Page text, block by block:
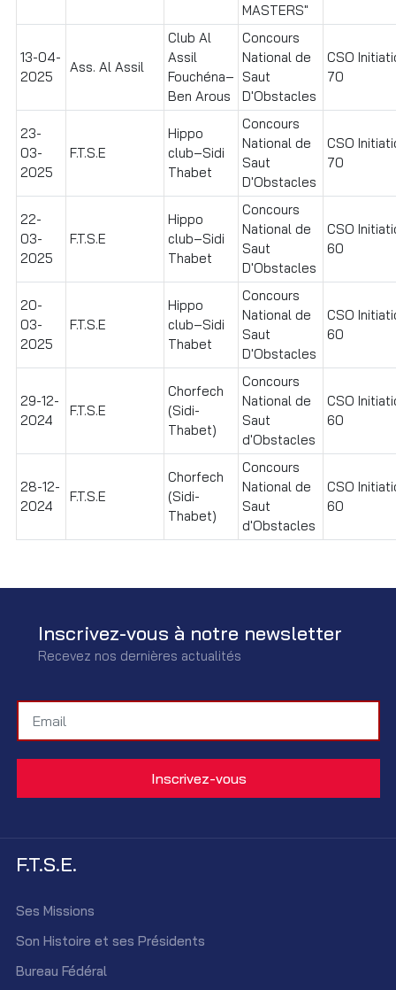
MASTERS"
13-04-
2025
Ass. Al Assil
Club Al
Assil
Fouchéna–
Ben Arous
Concours
National de
Saut
D'Obstacles
CSO
70
23-
03-
2025
F.T.S.E
Hippo
club–Sidi
Thabet
Concours
National de
Saut
D'Obstacles
CSO
70
22-
03-
2025
F.T.S.E
Hippo
club–Sidi
Thabet
Concours
National de
Saut
D'Obstacles
CSO
60
20-
03-
2025
F.T.S.E
Hippo
club–Sidi
Thabet
Concours
National de
Saut
D'Obstacles
CSO
60
29-12-
2024
F.T.S.E
Chorfech
(Sidi-
Thabet)
Concours
National de
Saut
d'Obstacles
CSO
60
28-12-
2024
F.T.S.E
Chorfech
(Sidi-
Thabet)
Concours
National de
Saut
d'Obstacles
CSO
60
Inscrivez-vous à notre newsletter
Recevez nos dernières actualités
F.T.S.E.
Ses Missions
Son Histoire et ses Présidents
Bureau Fédéral